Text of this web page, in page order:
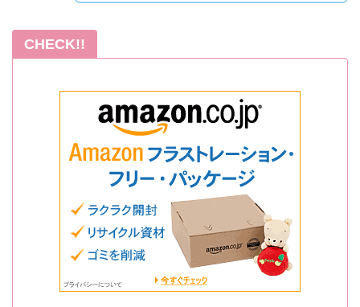
CHECK!!